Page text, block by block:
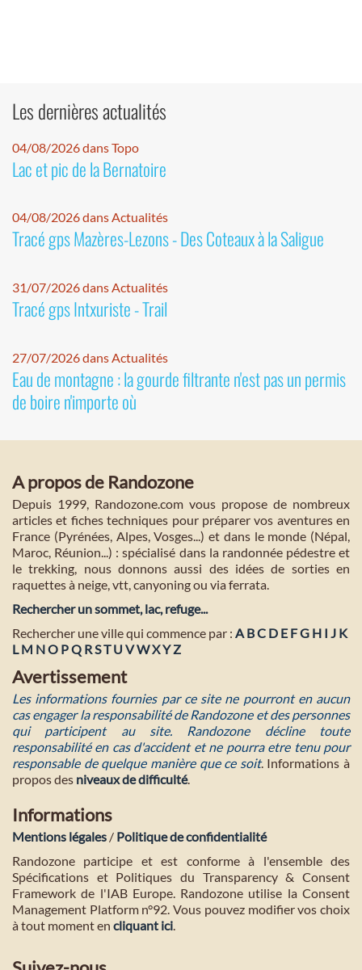
Les dernières actualités
04/08/2026 dans Topo
Lac et pic de la Bernatoire
04/08/2026 dans Actualités
Tracé gps Mazères-Lezons - Des Coteaux à la Saligue
31/07/2026 dans Actualités
Tracé gps Intxuriste - Trail
27/07/2026 dans Actualités
Eau de montagne : la gourde filtrante n'est pas un permis
de boire n'importe où
A propos de Randozone
Depuis 1999, Randozone.com vous propose de nombreux
articles et fiches techniques pour préparer vos aventures en
France (Pyrénées, Alpes, Vosges...) et dans le monde (Népal,
Maroc, Réunion...) : spécialisé dans la randonnée pédestre et
le trekking, nous donnons aussi des idées de sorties en
raquettes à neige, vtt, canyoning ou via ferrata.
Rechercher un sommet, lac, refuge...
Rechercher une ville qui commence par : A BC D E FG H I J K
L M NO PQ RST U VWXYZ
Avertissement
Les informations fournies par ce site ne pourront en aucun
cas engager la responsabilité de Randozone et des personnes
qui participent au site. Randozone décline toute
responsabilité en cas d'accident et ne pourra etre tenu pour
responsable de quelque manière que ce soit. Informations à
propos des niveaux de difficulté.
Informations
Mentions légales / Politique de confidentialité
Randozone participe et est conforme à l'ensemble des
Spécifications et Politiques du Transparency & Consent
Framework de l'IAB Europe. Randozone utilise la Consent
Management Platform n°92. Vous pouvez modifier vos choix
à tout moment en cliquant ici.